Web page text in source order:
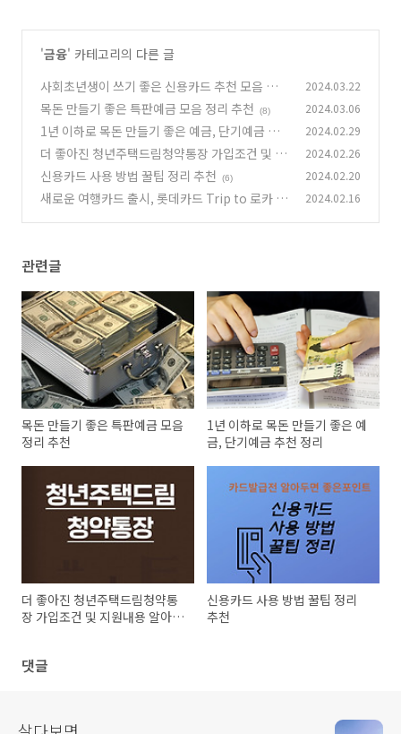
'금융' 카테고리의 다른 글
사회초년생이 쓰기 좋은 신용카드 추천 모음 정리
(10)
2024.03.22
목돈 만들기 좋은 특판예금 모음 정리 추천 (8) 2024.03.06
1년 이하로 목돈 만들기 좋은 예금, 단기예금 추
천 정리 (6)
2024.02.29
더 좋아진 청년주택드림청약통장 가입조건 및 지
원내용 알아보기 (2)
2024.02.26
신용카드 사용 방법 꿀팁 정리 추천 (6) 2024.02.20
새로운 여행카드 출시, 롯데카드 Trip to 로카 빠
2024.02.16
관련글
목돈 만들기 좋은 특판예금 모음
정리 추천
1년 이하로 목돈 만들기 좋은 예
금, 단기예금 추천 정리
더 좋아진 청년주택드림청약통
장 가입조건 및 지원내용 알아보
신용카드 사용 방법 꿀팁 정리
추천
댓글